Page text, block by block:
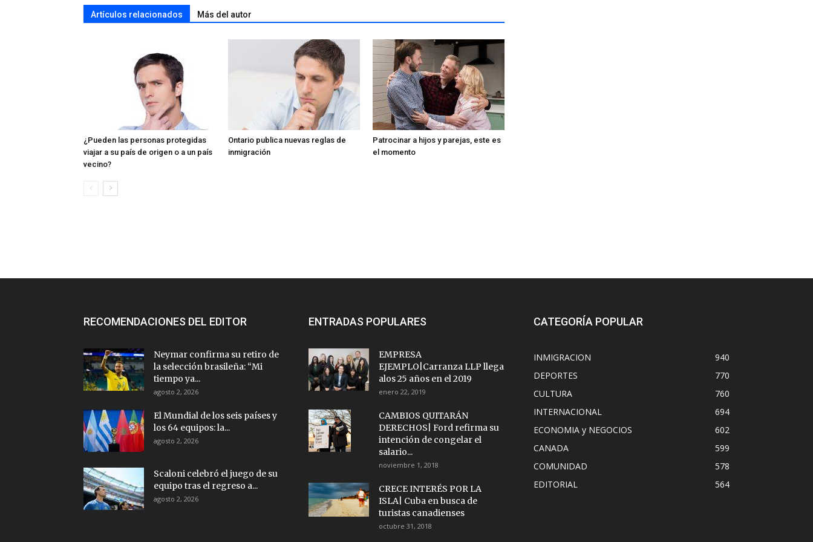
Artículos relacionados Más del autor
¿Pueden las personas protegidas
viajar a su país de origen o a un país
vecino?
Ontario publica nuevas reglas de
inmigración
Patrocinar a hijos y parejas, este es
el momento
RECOMENDACIONES DEL EDITOR
Neymar confirma su retiro de
la selección brasileña: “Mi
tiempo ya...
agosto 2, 2026
El Mundial de los seis países y
los 64 equipos: la...
agosto 2, 2026
Scaloni celebró el juego de su
equipo tras el regreso a...
agosto 2, 2026
ENTRADAS POPULARES
EMPRESA
EJEMPLO|Carranza LLP llega
alos 25 años en el 2019
enero 22, 2019
CAMBIOS QUITARÁN
DERECHOS| Ford refirma su
intención de congelar el
salario...
noviembre 1, 2018
CRECE INTERÉS POR LA
ISLA| Cuba en busca de
turistas canadienses
octubre 31, 2018
CATEGORÍA POPULAR
INMIGRACION
940
DEPORTES
770
CULTURA
760
INTERNACIONAL
694
ECONOMIA y NEGOCIOS
602
CANADA
599
COMUNIDAD
578
EDITORIAL
564